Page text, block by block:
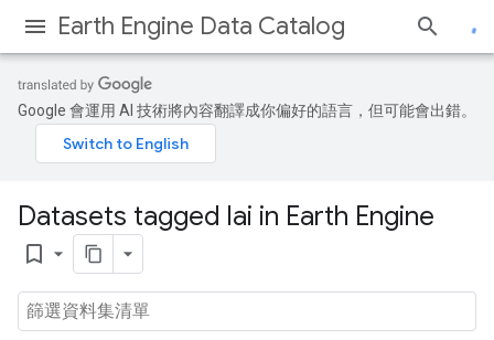
Earth Engine Data Catalog
Google 會運用 AI 技術將內容翻譯成你偏好的語言，但可能會出錯。
Datasets tagged lai in Earth Engine
bookmark_border